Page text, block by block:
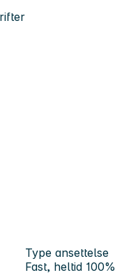
Type ansettelse
Fast, heltid 100%